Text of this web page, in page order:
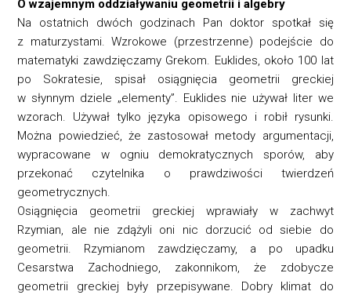
O wzajemnym oddziaływaniu geometrii i algebry
Na ostatnich dwóch godzinach Pan doktor spotkał się
z maturzystami. Wzrokowe (przestrzenne) podejście do
matematyki zawdzięczamy Grekom. Euklides, około 100 lat
po Sokratesie, spisał osiągnięcia geometrii greckiej
w słynnym dziele „elementy”. Euklides nie używał liter we
wzorach. Używał tylko języka opisowego i robił rysunki.
Można powiedzieć, że zastosował metody argumentacji,
wypracowane w ogniu demokratycznych sporów, aby
przekonać czytelnika o prawdziwości twierdzeń
geometrycznych.
Osiągnięcia geometrii greckiej wprawiały w zachwyt
Rzymian, ale nie zdążyli oni nic dorzucić od siebie do
geometrii. Rzymianom zawdzięczamy, a po upadku
Cesarstwa Zachodniego, zakonnikom, że zdobycze
geometrii greckiej były przepisywane. Dobry klimat do